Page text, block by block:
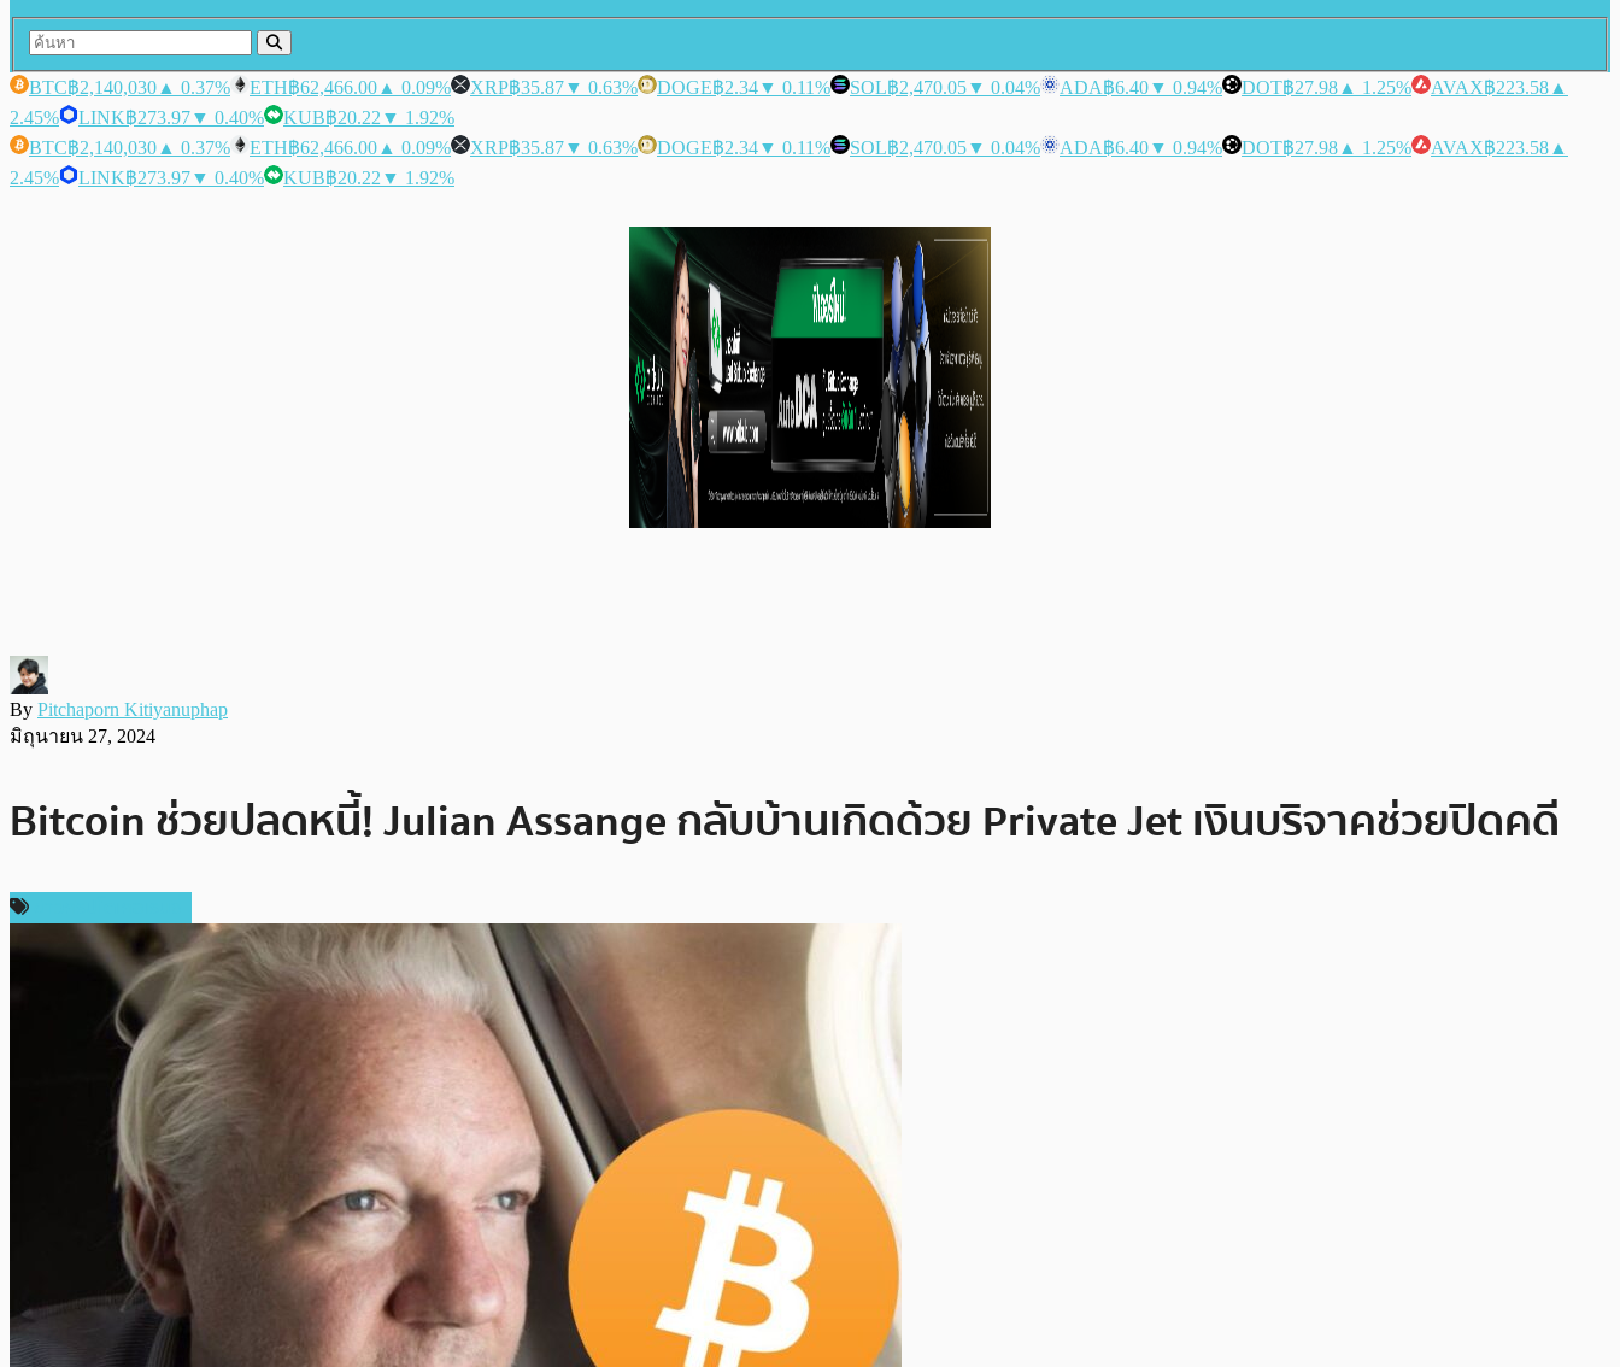
BTC฿2,140,030 ▲ 0.37% ETH฿62,466.00 ▲ 0.09% XRP฿35.87▼ 0.63% DOGE฿2.34▼ 0.11% SOL฿2,470.05▼ 0.04% ADA฿6.40▼ 0.94% DOT฿27.98 ▲ 1.25% AVAX฿223.58 ▲
2.45%
LINK฿273.97▼ 0.40% KUB฿20.22 ▼ 1.92%
BTC฿2,140,030 ▲ 0.37% ETH฿62,466.00 ▲ 0.09% XRP฿35.87▼ 0.63% DOGE฿2.34▼ 0.11% SOL฿2,470.05▼ 0.04% ADA฿6.40▼ 0.94% DOT฿27.98 ▲ 1.25% AVAX฿223.58 ▲
2.45%
LINK฿273.97▼ 0.40% KUB฿20.22 ▼ 1.92%
By Pitchaporn Kitiyanuphap
มิถุนายน 27, 2024
Bitcoin ช่วยปลดหนี้! Julian Assange กลับบ้านเกิดด้วย Private Jet เงินบริจาคช่วยปิดคดี